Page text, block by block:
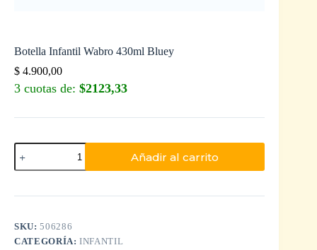
Botella Infantil Wabro 430ml Bluey
$ 4.900,00
3 cuotas de: $2123,33
Añadir al carrito
SKU:506286
CATEGORÍA:INFANTIL